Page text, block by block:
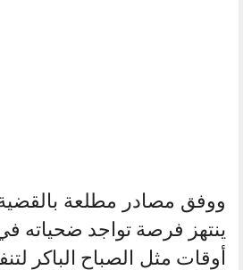
ووفق مصادر مطلعة
ينتهز فرصة تواجد ضحياته
أوقات مثل الصباح الباكر